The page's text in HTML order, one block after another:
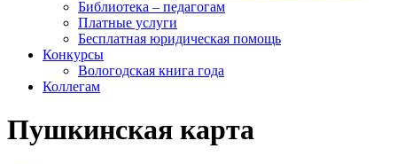
Библиотека – педагогам
Платные услуги
Бесплатная юридическая помощь
Конкурсы
Вологодская книга года
Коллегам
Пушкинская карта